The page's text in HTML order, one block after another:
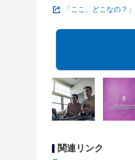
「ここ、どこなの？
関連リンク